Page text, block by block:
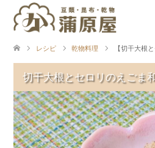
レシピ 乾物料理 【切干大根
切干大根とセロリのえごま